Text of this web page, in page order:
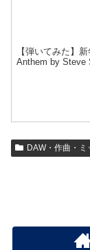
【弾いてみた】
Anthem by Steve
DAW・作曲・ミ